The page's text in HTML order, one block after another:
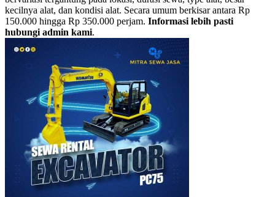
kecilnya alat, dan kondisi alat. Secara umum berkisar antara Rp
150.000 hingga Rp 350.000 perjam. Informasi lebih pasti
hubungi admin kami.